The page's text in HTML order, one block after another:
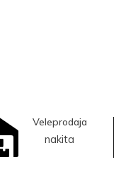
Veleprodaja
nakita